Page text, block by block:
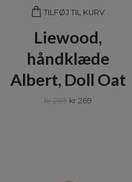
TILFØJ TIL KURV
Liewood,
håndklæde
Albert, Doll Oat
kr 299 kr 269